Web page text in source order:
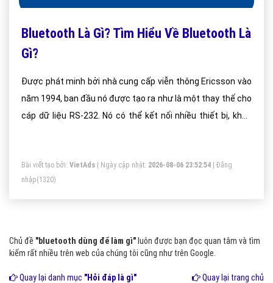
Bluetooth Là Gì? Tìm Hiểu Về Bluetooth Là
Gì?
Được phát minh bởi nhà cung cấp viễn thông Ericsson vào
năm 1994, ban đầu nó được tạo ra như là một thay thế cho
cáp dữ liệu RS-232. Nó có thể kết nối nhiều thiết bị, khắc
Bài viết tạo bởi: VietAds | Ngày cập nhật: 2026-08-06 23:52:54
Đăng
nhập(1320)
Chủ đề "bluetooth dùng để làm gì" luôn được bạn đọc quan tâm và tìm
kiếm rất nhiều trên web của chúng tôi cũng như trên Google.
Quay lại danh mục "Hỏi đáp là gì" Quay lại trang chủ